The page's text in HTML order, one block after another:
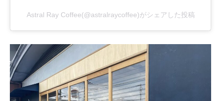
Astral Ray Coffee(@astralraycoffee)がシェアした投稿